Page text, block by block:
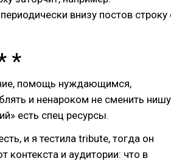
внизу постов строку
помощь нуждающимся,
и ненароком не сменить нишу
есть спец ресурсы.
и я тестила tribute, тогда он
контекста и аудитории: что в